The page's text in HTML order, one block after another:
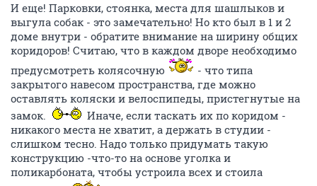
И еще! Парковки, стоянка, места для шашлыков и
выгула собак - это замечательно! Но кто был в 1 и 2
доме внутри - обратите внимание на ширину общих
коридоров! Считаю, что в каждом дворе необходимо
предусмотреть колясочную
- что типа
закрытого навесом пространства, где можно
оставлять коляски и велоспипеды, пристегнутые на
замок.
Иначе, если таскать их по коридом -
никакого места не хватит, а держать в студии -
слишком тесно. Надо только придумать такую
конструкцию -что-то на основе уголка и
поликарбоната, чтобы устроила всех и стоила